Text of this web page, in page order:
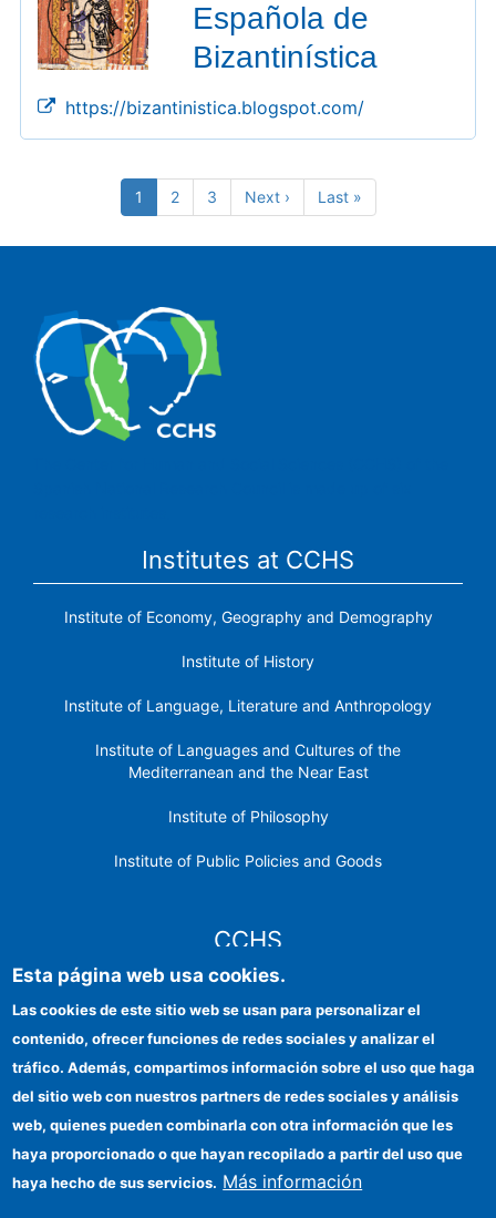
Española de
Bizantinística
https://bizantinistica.blogspot.com/
Pagination
Current
page
1 Page
2 Page
3
Next
page
Next ›
Last
page
Last »
Institutes at CCHS
Institute of Economy, Geography and Demography
Institute of History
Institute of Language, Literature and Anthropology
Institute of Languages ​​and Cultures of the
Mediterranean and the Near East
Institute of Philosophy
Institute of Public Policies and Goods
CCHS
Institutional identity
FEDER funds
Funding entities
Esta página web usa cookies.
Las cookies de este sitio web se usan para personalizar el
contenido, ofrecer funciones de redes sociales y analizar el
tráfico. Además, compartimos información sobre el uso que haga
del sitio web con nuestros partners de redes sociales y análisis
web, quienes pueden combinarla con otra información que les
haya proporcionado o que hayan recopilado a partir del uso que
haya hecho de sus servicios. Más información